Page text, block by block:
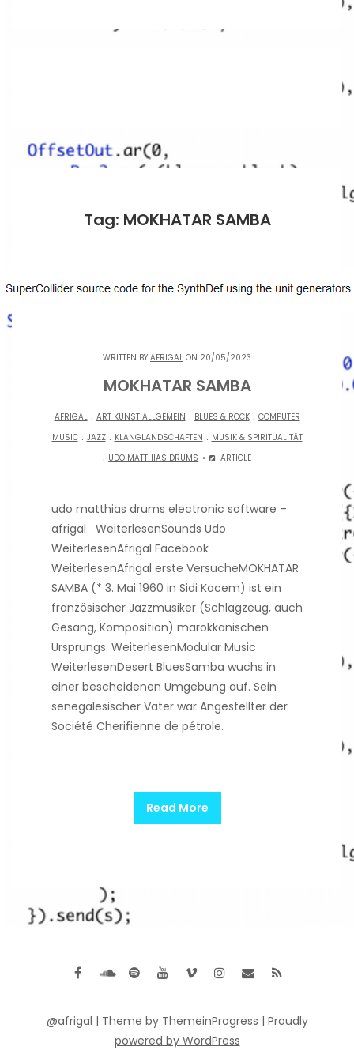
Tag: MOKHATAR SAMBA
WRITTEN BY AFRIGAL ON 20/05/2023
MOKHATAR SAMBA
AFRIGAL. ART KUNST ALLGEMEIN . BLUES & ROCK. COMPUTER
MUSIC. JAZZ. KLANGLANDSCHAFTEN . MUSIK & SPIRITUALITÄT
. UDO MATTHIAS DRUMS ARTICLE
udo matthias drums electronic software –
afrigal WeiterlesenSounds Udo
WeiterlesenAfrigal Facebook
WeiterlesenAfrigal erste VersucheMOKHATAR
SAMBA (* 3. Mai 1960 in Sidi Kacem) ist ein
französischer Jazzmusiker (Schlagzeug, auch
Gesang, Komposition) marokkanischen
Ursprungs. WeiterlesenModular Music
WeiterlesenDesert BluesSamba wuchs in
einer bescheidenen Umgebung auf. Sein
senegalesischer Vater war Angestellter der
Société Cherifienne de pétrole.
Read More
@afrigal | Theme by ThemeinProgress | Proudly
powered by WordPress